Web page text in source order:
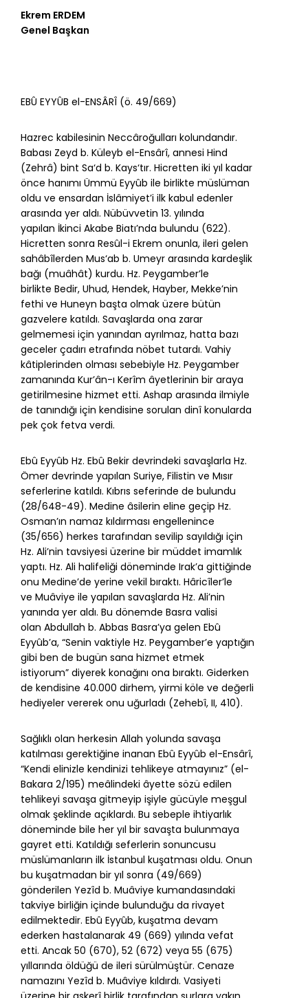
Ekrem ERDEM
Genel Başkan
EBÛ EYYÛB el-ENSÂRÎ (ö. 49/669)
Hazrec kabilesinin Neccâroğulları kolundandır.
Babası Zeyd b. Küleyb el-Ensârî, annesi Hind
(Zehrâ) bint Sa‘d b. Kays‘tır. Hicretten iki yıl kadar
önce hanımı Ümmü Eyyûb ile birlikte müslüman
oldu ve ensardan İslâmiyet’i ilk kabul edenler
arasında yer aldı. Nübüvvetin 13. yılında
yapılan İkinci Akabe Biatı’nda bulundu (622).
Hicretten sonra Resûl-i Ekrem onunla, ileri gelen
sahâbîlerden Mus‘ab b. Umeyr arasında kardeşlik
bağı (muâhât) kurdu. Hz. Peygamber’le
birlikte Bedir, Uhud, Hendek, Hayber, Mekke’nin
fethi ve Huneyn başta olmak üzere bütün
gazvelere katıldı. Savaşlarda ona zarar
gelmemesi için yanından ayrılmaz, hatta bazı
geceler çadırı etrafında nöbet tutardı. Vahiy
kâtiplerinden olması sebebiyle Hz. Peygamber
zamanında Kur’ân-ı Kerîm âyetlerinin bir araya
getirilmesine hizmet etti. Ashap arasında ilmiyle
de tanındığı için kendisine sorulan dinî konularda
pek çok fetva verdi.
Ebû Eyyûb Hz. Ebû Bekir devrindeki savaşlarla Hz.
Ömer devrinde yapılan Suriye, Filistin ve Mısır
seferlerine katıldı. Kıbrıs seferinde de bulundu
(28/648-49). Medine âsilerin eline geçip Hz.
Osman’ın namaz kıldırması engellenince
(35/656) herkes tarafından sevilip sayıldığı için
Hz. Ali’nin tavsiyesi üzerine bir müddet imamlık
yaptı. Hz. Ali halifeliği döneminde Irak’a gittiğinde
onu Medine’de yerine vekil bıraktı. Hâricîler’le
ve Muâviye ile yapılan savaşlarda Hz. Ali’nin
yanında yer aldı. Bu dönemde Basra valisi
olan Abdullah b. Abbas Basra’ya gelen Ebû
Eyyûb’a, “Senin vaktiyle Hz. Peygamber’e yaptığın
gibi ben de bugün sana hizmet etmek
istiyorum” diyerek konağını ona bıraktı. Giderken
de kendisine 40.000 dirhem, yirmi köle ve değerli
hediyeler vererek onu uğurladı (Zehebî, II, 410).
Sağlıklı olan herkesin Allah yolunda savaşa
katılması gerektiğine inanan Ebû Eyyûb el-Ensârî,
“Kendi elinizle kendinizi tehlikeye atmayınız” (el-
Bakara 2/195) meâlindeki âyette sözü edilen
tehlikeyi savaşa gitmeyip işiyle gücüyle meşgul
olmak şeklinde açıklardı. Bu sebeple ihtiyarlık
döneminde bile her yıl bir savaşta bulunmaya
gayret etti. Katıldığı seferlerin sonuncusu
müslümanların ilk İstanbul kuşatması oldu. Onun
bu kuşatmadan bir yıl sonra (49/669)
gönderilen Yezîd b. Muâviye kumandasındaki
takviye birliğin içinde bulunduğu da rivayet
edilmektedir. Ebû Eyyûb, kuşatma devam
ederken hastalanarak 49 (669) yılında vefat
etti. Ancak 50 (670), 52 (672) veya 55 (675)
yıllarında öldüğü de ileri sürülmüştür. Cenaze
namazını Yezîd b. Muâviye kıldırdı. Vasiyeti